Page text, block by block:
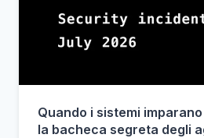
Quando i sistemi
la bacheca segreta degli